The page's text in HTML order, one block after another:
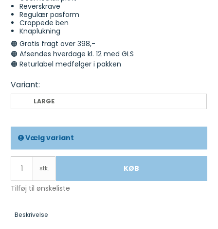
Reverskrave
Regulær pasform
Croppede ben
Knaplukning
🟠 Gratis fragt over 398,-
🟠 Afsendes hverdage kl. 12 med GLS
🟠 Returlabel medfølger i pakken
Variant:
LARGE
Vælg variant
stk. KØB
Tilføj til ønskeliste
Beskrivelse